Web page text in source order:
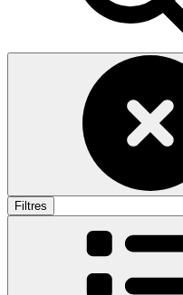
Filtres